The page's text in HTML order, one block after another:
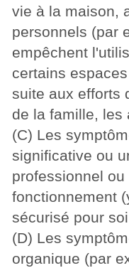
vie à la maison,
personnels (par
empêchent
certains
suite aux efforts
de la famille, les
(C) Les
significative ou
professionnel
fonctionnement
sécurisé pour
(D) Les
organique (par